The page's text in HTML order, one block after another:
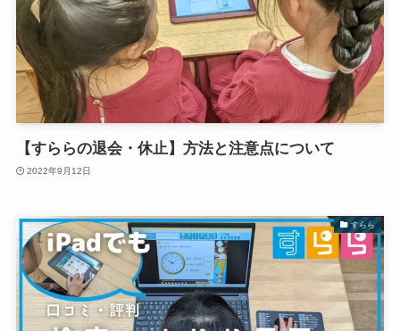
【すららの退会・休止】方法と注意点について
2022年9月12日
すらら